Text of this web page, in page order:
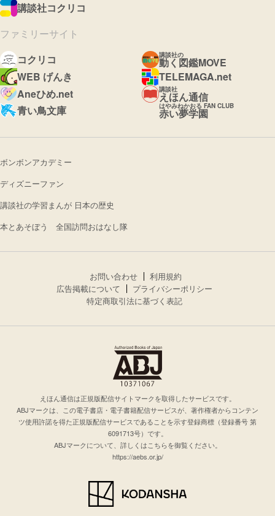
講談社コクリコ
ファミリーサイト
コクリコ
講談社の
動く図鑑MOVE
WEB げんき
TELEMAGA.net
Aneひめ.net
講談社
えほん通信
青い鳥文庫
はやみねかおる FAN CLUB
赤い夢学園
ボンボンアカデミー
ディズニーファン
講談社の学習まんが 日本の歴史
本とあそぼう 全国訪問おはなし隊
お問い合わせ
利用規約
広告掲載について
プライバシーポリシー
特定商取引法に基づく表記
えほん通信は正規版配信サイトマークを取得したサービスです。
ABJマークは、この電子書店・電子書籍配信サービスが、著作権者からコンテン
ツ使用許諾を得た正規版配信サービスであることを示す登録商標（登録番号 第
6091713号）です。
ABJマークについて、詳しくはこちらを御覧ください。
https://aebs.or.jp/